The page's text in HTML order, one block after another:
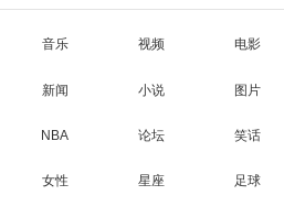
音乐 视频 电影
新闻 小说 图片
NBA 论坛 笑话
女性 星座 足球